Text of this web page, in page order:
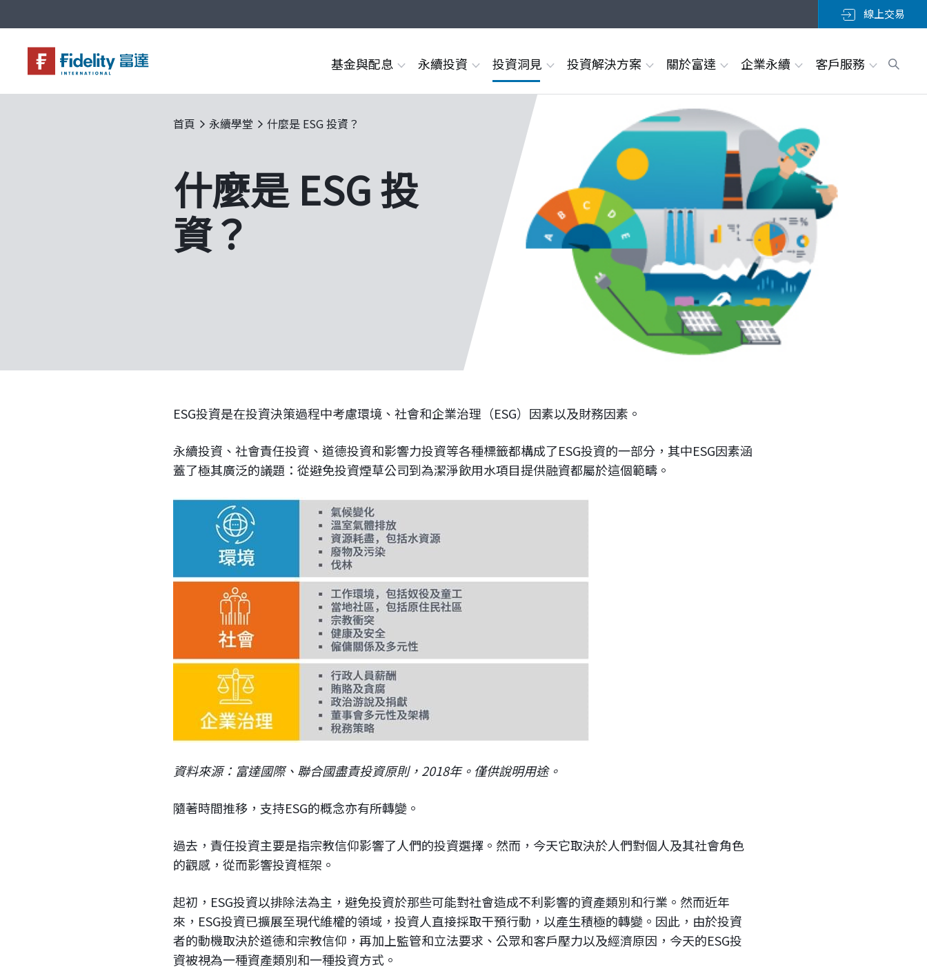
線上交易
基金與配息 永續投資 投資洞見 投資解決方案 關於富達 企業永續 客戶服務
首頁 永續學堂 什麼是 ESG 投資？
什麼是 ESG 投
資？
ESG投資是在投資決策過程中考慮環境、社會和企業治理（ESG）因素以及財務因素。
永續投資、社會責任投資、道德投資和影響力投資等各種標籤都構成了ESG投資的一部分，其中ESG因素涵
蓋了極其廣泛的議題：從避免投資煙草公司到為潔淨飲用水項目提供融資都屬於這個範疇。
資料來源：富達國際、聯合國盡責投資原則，2018年。僅供說明用途。
隨著時間推移，支持ESG的概念亦有所轉變。
過去，責任投資主要是指宗教信仰影響了人們的投資選擇。然而，今天它取決於人們對個人及其社會角色
的觀感，從而影響投資框架。
起初，ESG投資以排除法為主，避免投資於那些可能對社會造成不利影響的資產類別和行業。然而近年
來，ESG投資已擴展至現代維權的領域，投資人直接採取干預行動，以產生積極的轉變。因此，由於投資
者的動機取決於道德和宗教信仰，再加上監管和立法要求、公眾和客戶壓力以及經濟原因，今天的ESG投
資被視為一種資產類別和一種投資方式。